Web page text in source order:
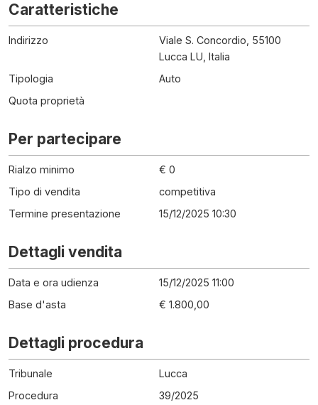
Caratteristiche
Indirizzo
Viale S. Concordio, 55100
Lucca LU, Italia
Tipologia
Auto
Quota proprietà
Per partecipare
Rialzo minimo
€ 0
Tipo di vendita
competitiva
Termine presentazione
15/12/2025 10:30
Dettagli vendita
Data e ora udienza
15/12/2025 11:00
Base d'asta
€ 1.800,00
Dettagli procedura
Tribunale
Lucca
Procedura
39/2025